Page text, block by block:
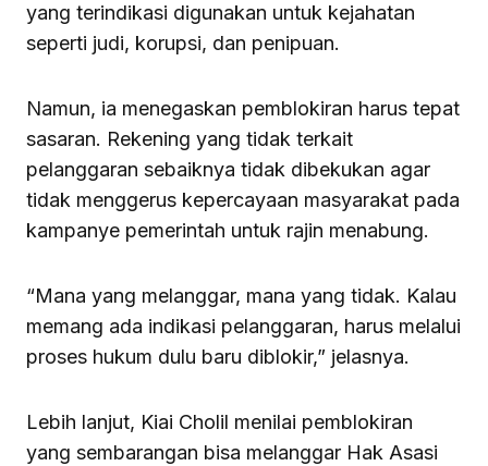
yang terindikasi digunakan untuk kejahatan
seperti judi, korupsi, dan penipuan.
Namun, ia menegaskan pemblokiran harus tepat
sasaran. Rekening yang tidak terkait
pelanggaran sebaiknya tidak dibekukan agar
tidak menggerus kepercayaan masyarakat pada
kampanye pemerintah untuk rajin menabung.
“Mana yang melanggar, mana yang tidak. Kalau
memang ada indikasi pelanggaran, harus melalui
proses hukum dulu baru diblokir,” jelasnya.
Lebih lanjut, Kiai Cholil menilai pemblokiran
yang sembarangan bisa melanggar Hak Asasi